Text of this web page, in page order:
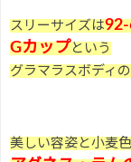
スリーサイズは
Gカップ という
グラマラスボディ
美しい容姿と小麦